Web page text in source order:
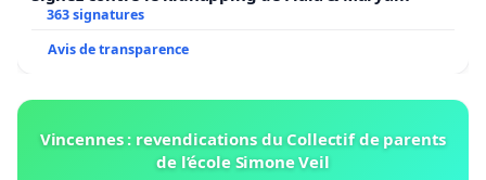
363 signatures
Avis de transparence
Vincennes : revendications du Collectif de parents
de l’école Simone Veil